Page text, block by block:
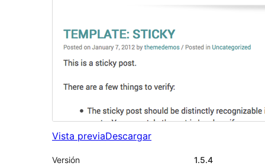
Vista previaDescargar
Versión
1.5.4